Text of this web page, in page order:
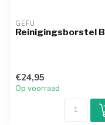
GEFU
Reinigingsborstel
€24,95
Op voorraad